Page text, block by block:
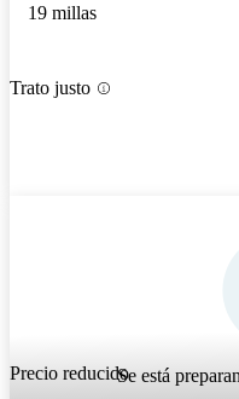
19 millas
Trato justo
Se está
Precio reducido